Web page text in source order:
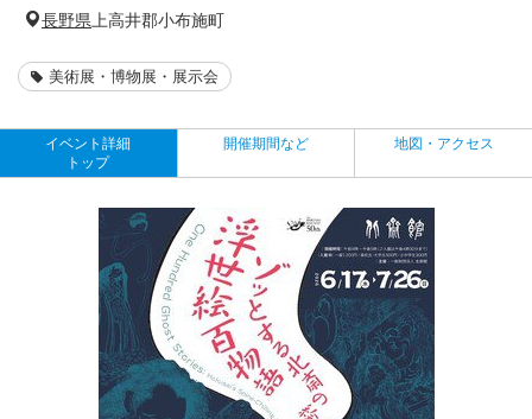
長野県 上高井郡小布施町
美術展・博物展・展示会
イベント詳細
トップ
開催期間など 地図・アクセス